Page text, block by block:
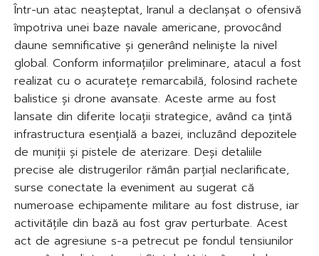
Într-un atac neașteptat, Iranul a declanșat o ofensivă
împotriva unei baze navale americane, provocând
daune semnificative și generând neliniște la nivel
global. Conform informațiilor preliminare, atacul a fost
realizat cu o acuratețe remarcabilă, folosind rachete
balistice și drone avansate. Aceste arme au fost
lansate din diferite locații strategice, având ca țintă
infrastructura esențială a bazei, incluzând depozitele
de muniții și pistele de aterizare. Deși detaliile
precise ale distrugerilor rămân parțial neclarificate,
surse conectate la eveniment au sugerat că
numeroase echipamente militare au fost distruse, iar
activitățile din bază au fost grav perturbate. Acest
act de agresiune s-a petrecut pe fondul tensiunilor